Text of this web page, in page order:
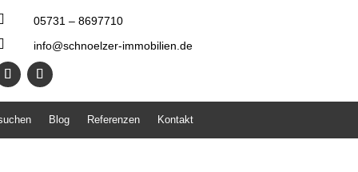
05731 – 8697710
info@schnoelzer-immobilien.de
Blog Referenzen Kontakt